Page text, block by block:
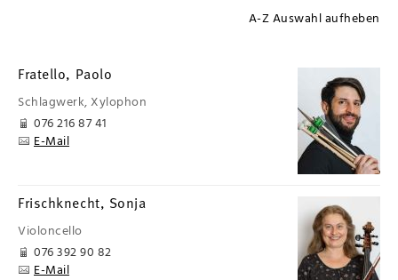
A-Z Auswahl aufheben
Fratello, Paolo
Schlagwerk, Xylophon
076 216 87 41
E-Mail
Frischknecht, Sonja
Violoncello
076 392 90 82
E-Mail